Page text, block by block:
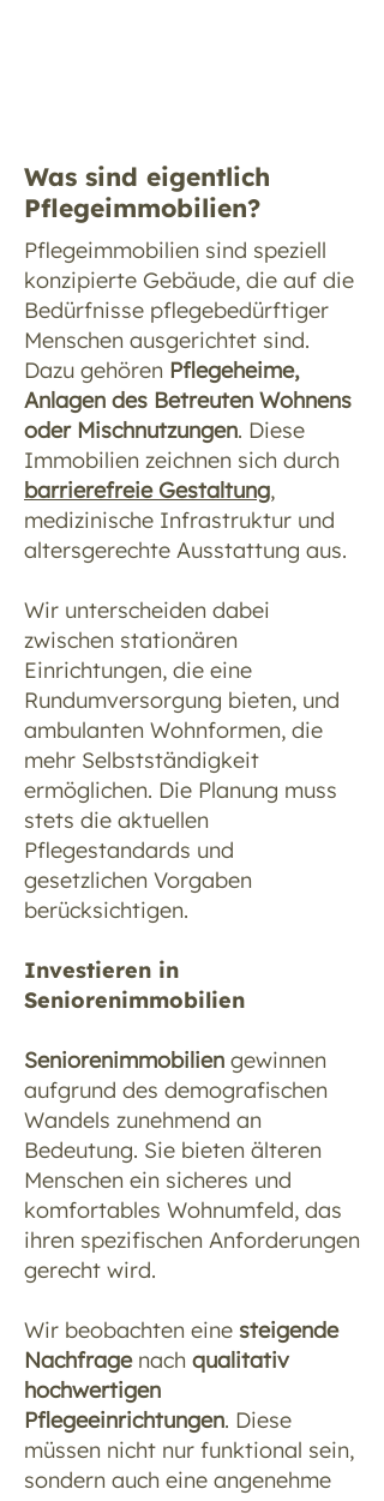
Was sind eigentlich
Pflegeimmobilien?
Pflegeimmobilien sind speziell
konzipierte Gebäude, die auf die
Bedürfnisse pflegebedürftiger
Menschen ausgerichtet sind.
Dazu gehören Pflegeheime,
Anlagen des Betreuten Wohnens
oder Mischnutzungen. Diese
Immobilien zeichnen sich durch
barrierefreie Gestaltung,
medizinische Infrastruktur und
altersgerechte Ausstattung aus.
Wir unterscheiden dabei
zwischen stationären
Einrichtungen, die eine
Rundumversorgung bieten, und
ambulanten Wohnformen, die
mehr Selbstständigkeit
ermöglichen. Die Planung muss
stets die aktuellen
Pflegestandards und
gesetzlichen Vorgaben
berücksichtigen.
Investieren in
Seniorenimmobilien ​
Seniorenimmobilien gewinnen
aufgrund des demografischen
Wandels zunehmend an
Bedeutung. Sie bieten älteren
Menschen ein sicheres und
komfortables Wohnumfeld, das
ihren spezifischen Anforderungen
gerecht wird.
Wir beobachten eine steigende
Nachfragenach qualitativ
hochwertigen
Pflegeeinrichtungen. Diese
müssen nicht nur funktional sein,
sondern auch eine angenehme